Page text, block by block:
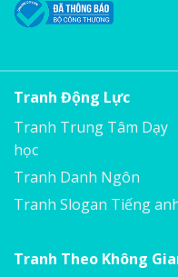
Tranh Động Lực
Tranh Trung Tâm Dạy
học
Tranh Danh Ngôn
Tranh Slogan Tiếng
Tranh Theo Không